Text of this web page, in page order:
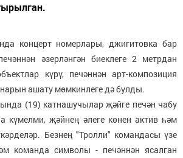
концерт номерлары, джигитовка бар
әзерләнгән биеклеге 2 метрдан
күрү, печәннән арт-композиция
ашату мөмкинлеге дә булды.
(19) катнашучылар җәйге печән чабу
күмелми, җәйнең әлеге көнен актив һәм
Безнең "Тролли" командасы үзе
команда символы - печәннән ясалган